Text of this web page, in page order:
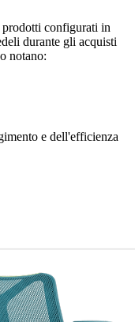
configurati in
durante gli acquisti
notano:
e dell'efficienza